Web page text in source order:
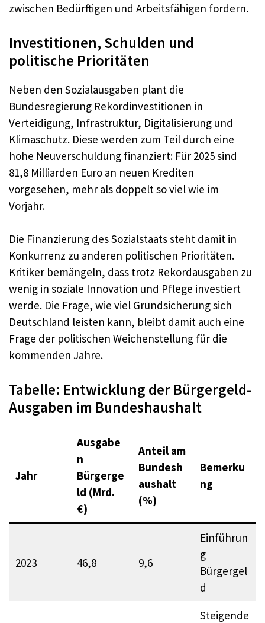
zwischen Bedürftigen und Arbeitsfähigen fordern.
Investitionen, Schulden und
politische Prioritäten
Neben den Sozialausgaben plant die
Bundesregierung Rekordinvestitionen in
Verteidigung, Infrastruktur, Digitalisierung und
Klimaschutz. Diese werden zum Teil durch eine
hohe Neuverschuldung finanziert: Für 2025 sind
81,8 Milliarden Euro an neuen Krediten
vorgesehen, mehr als doppelt so viel wie im
Vorjahr.
Die Finanzierung des Sozialstaats steht damit in
Konkurrenz zu anderen politischen Prioritäten.
Kritiker bemängeln, dass trotz Rekordausgaben zu
wenig in soziale Innovation und Pflege investiert
werde. Die Frage, wie viel Grundsicherung sich
Deutschland leisten kann, bleibt damit auch eine
Frage der politischen Weichenstellung für die
kommenden Jahre.
Tabelle: Entwicklung der Bürgergeld-
Ausgaben im Bundeshaushalt
Jahr
Ausgabe
n
Bürgerge
ld (Mrd.
€)
Anteil am
Bundesh
aushalt
(%)
Bemerku
ng
2023 46,8 9,6
Einführun
g
Bürgergel
d
Steigende